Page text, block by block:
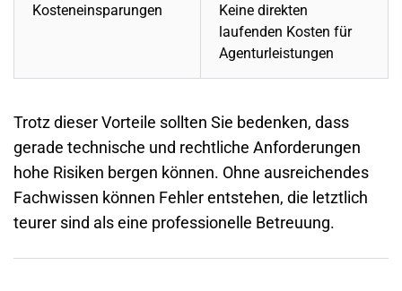
Kosteneinsparungen
Keine direkten
laufenden Kosten für
Agenturleistungen
Trotz dieser Vorteile sollten Sie bedenken, dass
gerade technische und rechtliche Anforderungen
hohe Risiken bergen können. Ohne ausreichendes
Fachwissen können Fehler entstehen, die letztlich
teurer sind als eine professionelle Betreuung.